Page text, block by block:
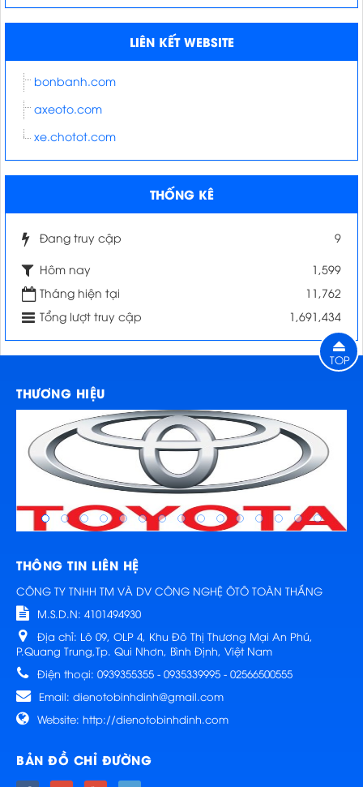
LIÊN KẾT WEBSITE
bonbanh.com
axeoto.com
xe.chotot.com
THỐNG KÊ
Đang truy cập 9
Hôm nay
1,599
Tháng hiện tại
11,762
Tổng lượt truy cập
1,691,434
TOP
THƯƠNG HIỆU
THÔNG TIN LIÊN HỆ
CÔNG TY TNHH TM VÀ DV CÔNG NGHỆ ÔTÔ TOÀN THẮNG
M.S.D.N: 4101494930
Địa chỉ: Lô 09, OLP 4, Khu Đô Thị Thương Mại An Phú,
P.Quang Trung,Tp. Qui Nhơn, Bình Định, Việt Nam
Điện thoại: 0939355355 - 0935339995 - 02566500555
Email: dienotobinhdinh@gmail.com
Website: http://dienotobinhdinh.com
BẢN ĐỒ CHỈ ĐƯỜNG